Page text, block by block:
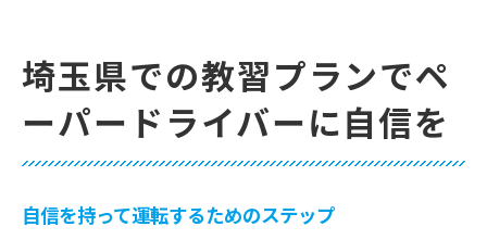
埼玉県での教習プランでペ
ーパードライバーに自信を
自信を持って運転するためのステップ